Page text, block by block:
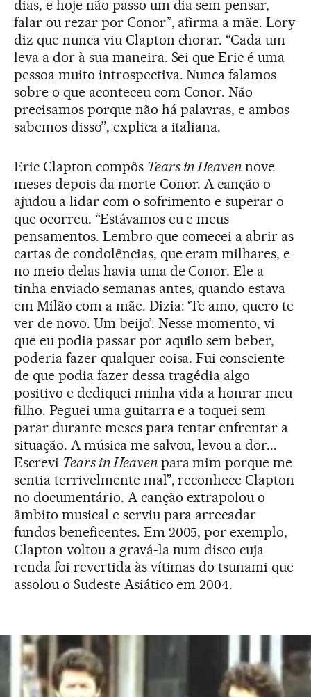
dias, e hoje não passo um dia sem pensar,
falar ou rezar por Conor”, afirma a mãe. Lory
diz que nunca viu Clapton chorar. “Cada um
leva a dor à sua maneira. Sei que Eric é uma
pessoa muito introspectiva. Nunca falamos
sobre o que aconteceu com Conor. Não
precisamos porque não há palavras, e ambos
sabemos disso”, explica a italiana.
Eric Clapton compôs Tears in Heaven nove
meses depois da morte Conor. A canção o
ajudou a lidar com o sofrimento e superar o
que ocorreu. “Estávamos eu e meus
pensamentos. Lembro que comecei a abrir as
cartas de condolências, que eram milhares, e
no meio delas havia uma de Conor. Ele a
tinha enviado semanas antes, quando estava
em Milão com a mãe. Dizia: ‘Te amo, quero te
ver de novo. Um beijo’. Nesse momento, vi
que eu podia passar por aquilo sem beber,
poderia fazer qualquer coisa. Fui consciente
de que podia fazer dessa tragédia algo
positivo e dediquei minha vida a honrar meu
filho. Peguei uma guitarra e a toquei sem
parar durante meses para tentar enfrentar a
situação. A música me salvou, levou a dor...
Escrevi Tears in Heavenpara mim porque me
sentia terrivelmente mal”, reconhece Clapton
no documentário. A canção extrapolou o
âmbito musical e serviu para arrecadar
fundos beneficentes. Em 2005, por exemplo,
Clapton voltou a gravá-la num disco cuja
renda foi revertida às vítimas do tsunami que
assolou o Sudeste Asiático em 2004.